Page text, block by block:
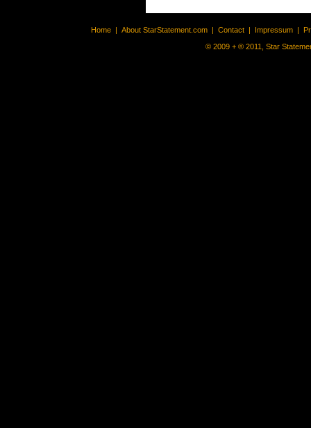
Home | About StarStatement.com | Contact | Impressum |
© 2009 + ® 2011, Star